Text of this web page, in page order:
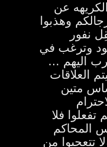
عن
وهذبوا
نفور
وترغب في
اليهم …
العلاقات
متين
تفعلوا فلا
المحاكم
تتعجبوا من